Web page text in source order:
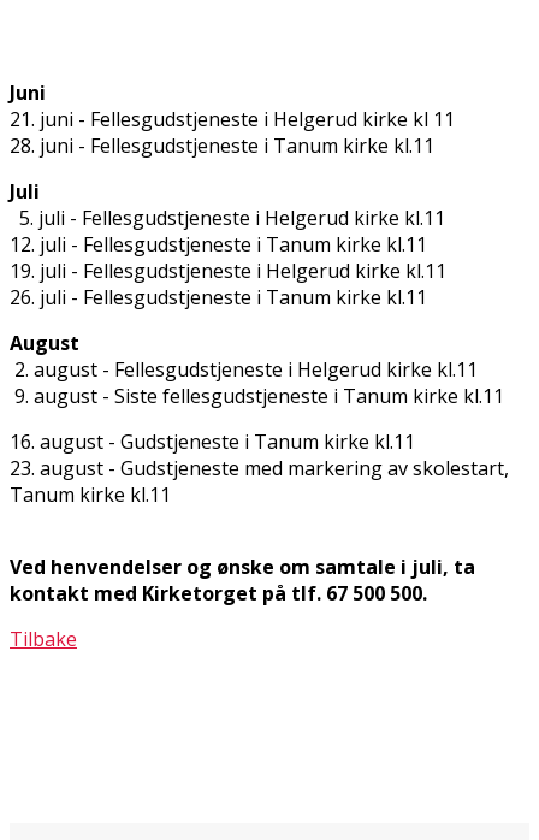
Juni
21. juni - Fellesgudstjeneste i Helgerud kirke kl 11
28. juni - Fellesgudstjeneste i Tanum kirke kl.11
Juli
5. juli - Fellesgudstjeneste i Helgerud kirke kl.11
12. juli - Fellesgudstjeneste i Tanum kirke kl.11
19. juli - Fellesgudstjeneste i Helgerud kirke kl.11
26. juli - Fellesgudstjeneste i Tanum kirke kl.11
August
2. august - Fellesgudstjeneste i Helgerud kirke kl.11
9. august - Siste fellesgudstjeneste i Tanum kirke kl.11
16. august - Gudstjeneste i Tanum kirke kl.11
23. august - Gudstjeneste med markering av skolestart,
Tanum kirke kl.11
Ved henvendelser og ønske om samtale i juli, ta
kontakt med Kirketorget på tlf. 67 500 500.
Tilbake